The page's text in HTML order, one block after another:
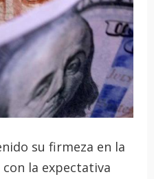
su firmeza en la
la expectativa